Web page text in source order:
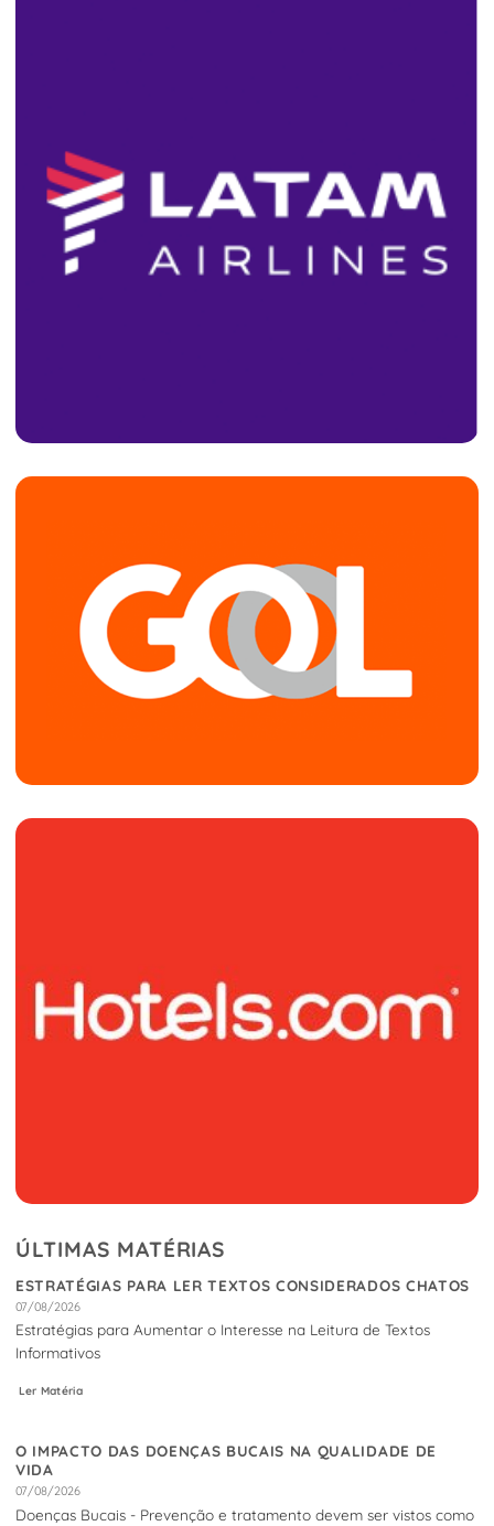
ÚLTIMAS MATÉRIAS
ESTRATÉGIAS PARA LER TEXTOS CONSIDERADOS CHATOS
07/08/2026
Estratégias para Aumentar o Interesse na Leitura de Textos
Informativos
Ler Matéria
O IMPACTO DAS DOENÇAS BUCAIS NA QUALIDADE DE
VIDA
07/08/2026
Doenças Bucais - Prevenção e tratamento devem ser vistos como